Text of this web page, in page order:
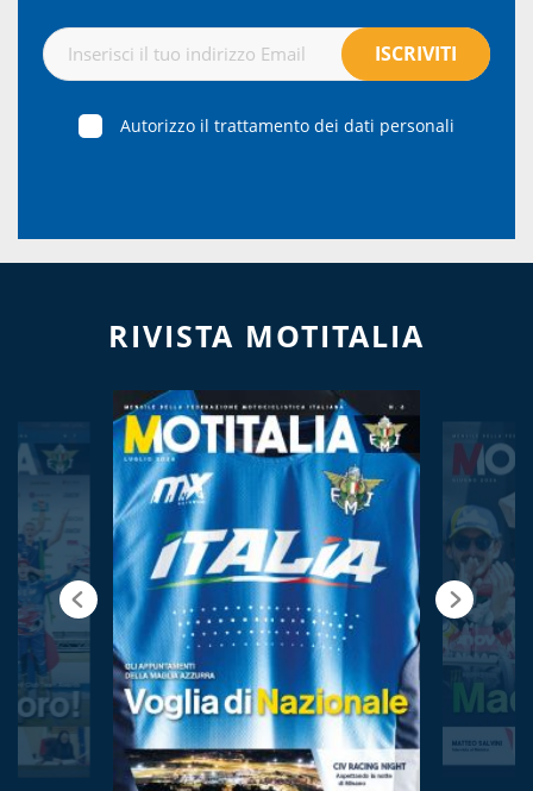
Autorizzo il trattamento dei dati personali
RIVISTA MOTITALIA